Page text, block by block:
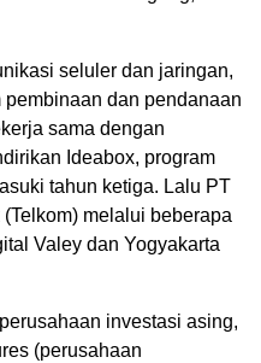
seluler dan jaringan,
pembinaan dan pendanaan
sama dengan
Ideabox, program
tahun ketiga. Lalu PT
melalui beberapa
Valey dan Yogyakarta
investasi asing,
(perusahaan